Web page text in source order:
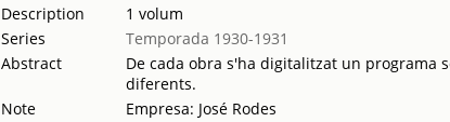
Description
1 volum
Series
Temporada 1930-1931
Abstract
De cada obra s'ha digitalitzat un programa
diferents.
Note
Empresa: José Rodes